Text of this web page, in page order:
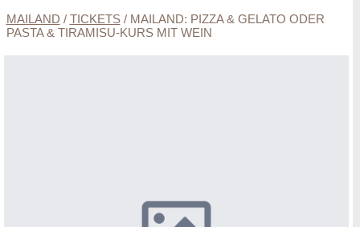
MAILAND / TICKETS/ MAILAND: PIZZA & GELATO ODER
PASTA & TIRAMISU-KURS MIT WEIN